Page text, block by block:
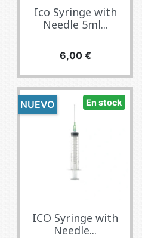
Ico Syringe with
Needle 5ml...
Precio
6,00 €
En stock
ICO Syringe with
Needle...
NUEVO